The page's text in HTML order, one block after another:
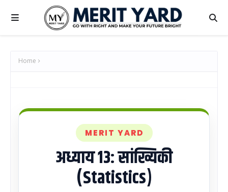
Home
MERIT YARD
अध्याय 13: सांख्यिकी
(Statistics)